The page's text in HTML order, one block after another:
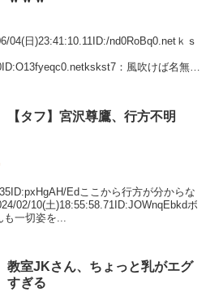
04(日)23:41:10.11ID:/nd0RoBq0.netｋｓ
：風吹けば名無し
【タフ】宮沢尊鷹、行方不明
Edここから行方が分からな
02/10(土)18:55:58.71ID:JOWnqEbkdボ
一切姿を...
教室JKさん、ちょっと乳がエグ
すぎる